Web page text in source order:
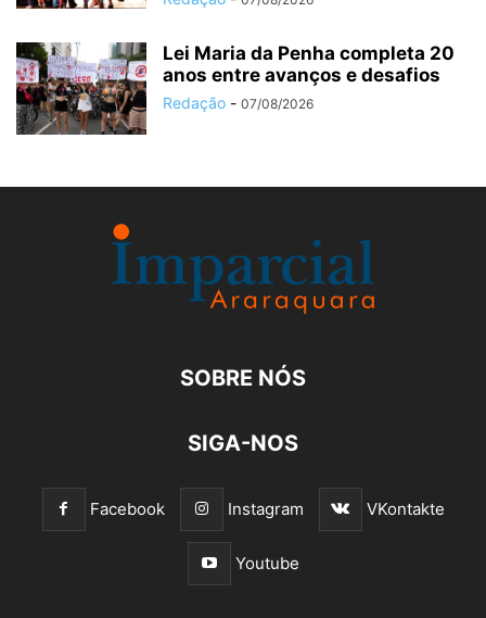
Lei Maria da Penha completa 20
anos entre avanços e desafios
Redação - 07/08/2026
SOBRE NÓS
SIGA-NOS
Facebook Instagram VKontakte
Youtube